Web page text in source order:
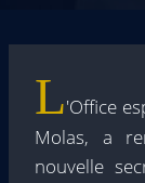
L'Office
Molas, a
nouvelle